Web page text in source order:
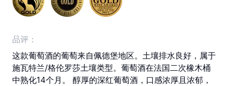
品评：
这款葡萄酒的葡萄来自佩德堡地区。土壤排水良好，属于
施瓦特兰/格伦罗莎土壤类型。葡萄酒在法国二次橡木桶
中熟化14个月。 醇厚的深红葡萄酒，口感浓厚且浓郁，